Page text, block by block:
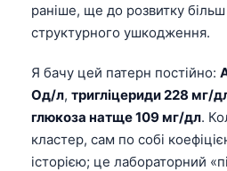
раніше, ще до розвитку
структурного ушкодження.
Я бачу цей патерн постійно:
Од/л, тригліцериди 228 мг/
глюкоза натще 109 мг/дл.
кластер, сам по собі
історією; це лабораторний